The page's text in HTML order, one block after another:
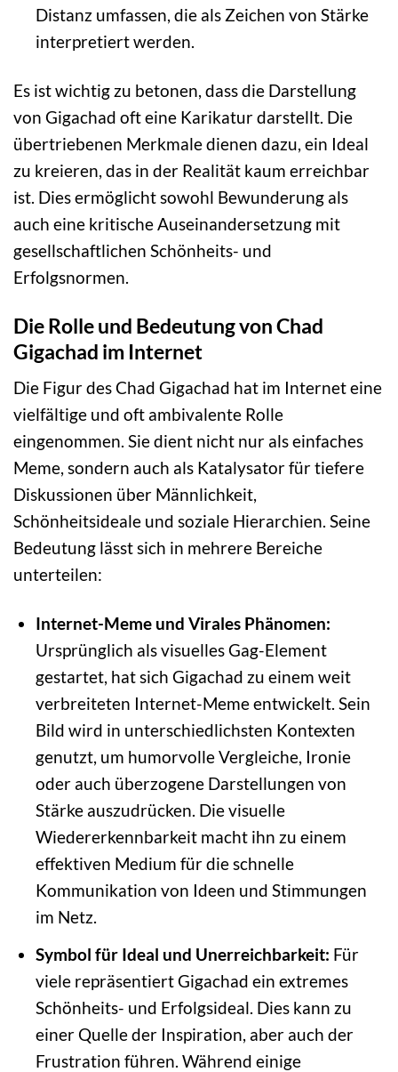
Distanz umfassen, die als Zeichen von Stärke
interpretiert werden.
Es ist wichtig zu betonen, dass die Darstellung
von Gigachad oft eine Karikatur darstellt. Die
übertriebenen Merkmale dienen dazu, ein Ideal
zu kreieren, das in der Realität kaum erreichbar
ist. Dies ermöglicht sowohl Bewunderung als
auch eine kritische Auseinandersetzung mit
gesellschaftlichen Schönheits- und
Erfolgsnormen.
Die Rolle und Bedeutung von Chad
Gigachad im Internet
Die Figur des Chad Gigachad hat im Internet eine
vielfältige und oft ambivalente Rolle
eingenommen. Sie dient nicht nur als einfaches
Meme, sondern auch als Katalysator für tiefere
Diskussionen über Männlichkeit,
Schönheitsideale und soziale Hierarchien. Seine
Bedeutung lässt sich in mehrere Bereiche
unterteilen:
Internet-Meme und Virales Phänomen:
Ursprünglich als visuelles Gag-Element
gestartet, hat sich Gigachad zu einem weit
verbreiteten Internet-Meme entwickelt. Sein
Bild wird in unterschiedlichsten Kontexten
genutzt, um humorvolle Vergleiche, Ironie
oder auch überzogene Darstellungen von
Stärke auszudrücken. Die visuelle
Wiedererkennbarkeit macht ihn zu einem
effektiven Medium für die schnelle
Kommunikation von Ideen und Stimmungen
im Netz.
Symbol für Ideal und Unerreichbarkeit: Für
viele repräsentiert Gigachad ein extremes
Schönheits- und Erfolgsideal. Dies kann zu
einer Quelle der Inspiration, aber auch der
Frustration führen. Während einige